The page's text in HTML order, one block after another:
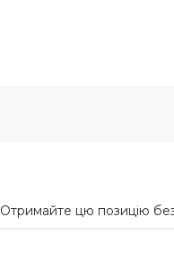
Отримайте цю позицію